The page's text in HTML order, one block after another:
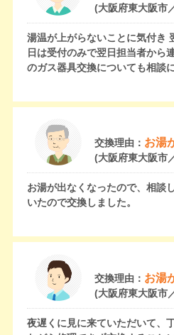
(大阪府東大阪市
湯温が上がらないことに気付き
日は受付のみで翌日担当者から
のガス器具交換についても相談
交換理由： お湯
(大阪府東大阪市
お湯が出なくなったので、相談
いたので交換しました。
交換理由： お湯
(大阪府東大阪市
夜遅くに見に来ていただいて、